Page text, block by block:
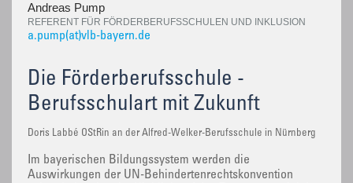
Andreas Pump
REFERENT FÜR FÖRDERBERUFSSCHULEN UND INKLUSION
a.pump(at)vlb-bayern.de
Die Förderberufsschule -
Berufsschulart mit Zukunft
Doris Labbé OStRin an der Alfred-Welker-Berufsschule in Nürnberg
Im bayerischen Bildungssystem werden die
Auswirkungen der UN-Behindertenrechtskonvention